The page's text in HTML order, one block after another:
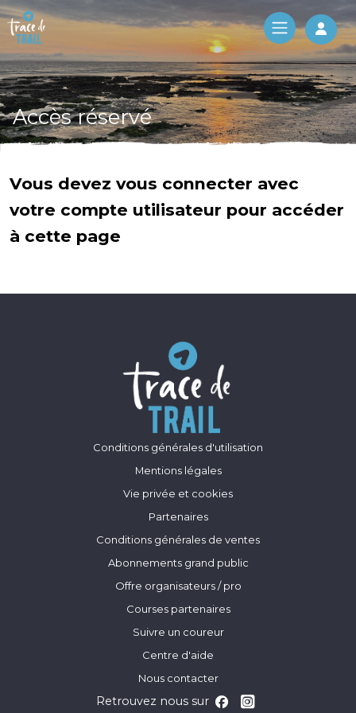
Log
Accès réservé
Vous devez vous connecter avec
votre compte utilisateur pour accéder
à cette page
Conditions générales d'utilisation
Mentions légales
Vie privée et cookies
Partenaires
Conditions générales de ventes
Abonnements grand public
Offre organisateurs / pro
Courses partenaires
Suivre un coureur
Centre d'aide
Nous contacter
Retrouvez nous sur